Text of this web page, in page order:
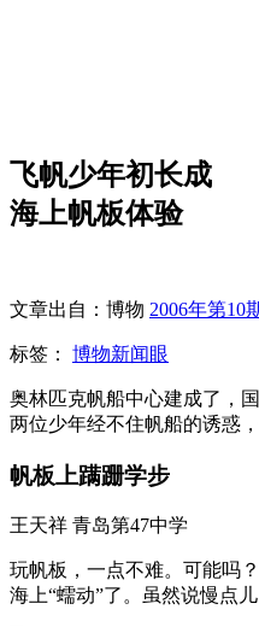
飞帆少年初长成
海上帆板体验
文章出自：博物 2006年第10
标签： 博物新闻眼
奥林匹克帆船中心建成了，
两位少年经不住帆船的诱惑
帆板上蹒跚学步
王天祥 青岛第47中学
玩帆板，一点不难。可能吗
海上“蠕动”了。虽然说慢点